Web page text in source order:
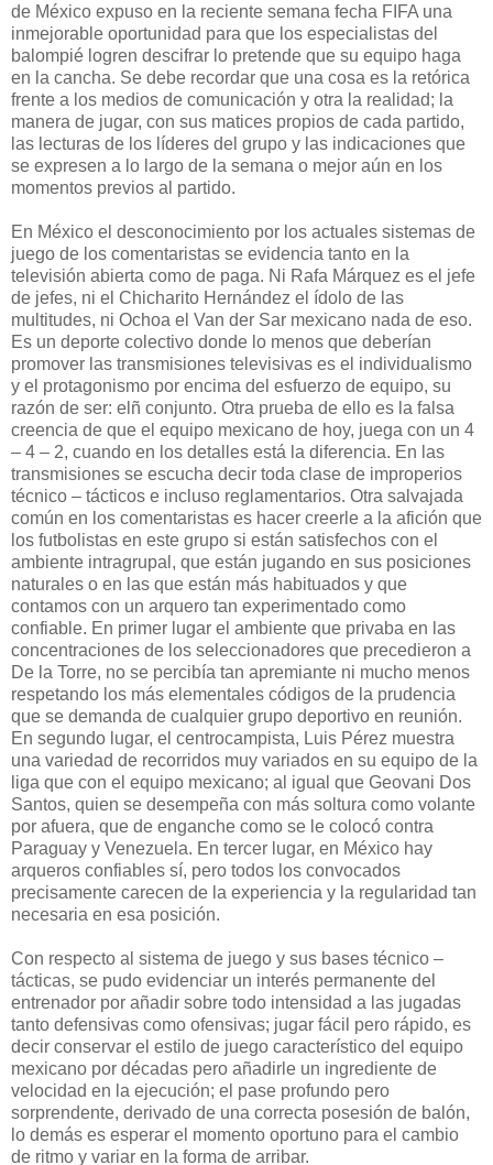
de México expuso en la reciente semana fecha FIFA una
inmejorable oportunidad para que los especialistas del
balompié logren descifrar lo pretende que su equipo haga
en la cancha. Se debe recordar que una cosa es la retórica
frente a los medios de comunicación y otra la realidad; la
manera de jugar, con sus matices propios de cada partido,
las lecturas de los líderes del grupo y las indicaciones que
se expresen a lo largo de la semana o mejor aún en los
momentos previos al partido.
En México el desconocimiento por los actuales sistemas de
juego de los comentaristas se evidencia tanto en la
televisión abierta como de paga. Ni Rafa Márquez es el jefe
de jefes, ni el Chicharito Hernández el ídolo de las
multitudes, ni Ochoa el Van der Sar mexicano nada de eso.
Es un deporte colectivo donde lo menos que deberían
promover las transmisiones televisivas es el individualismo
y el protagonismo por encima del esfuerzo de equipo, su
razón de ser: elñ conjunto. Otra prueba de ello es la falsa
creencia de que el equipo mexicano de hoy, juega con un 4
– 4 – 2, cuando en los detalles está la diferencia. En las
transmisiones se escucha decir toda clase de improperios
técnico – tácticos e incluso reglamentarios. Otra salvajada
común en los comentaristas es hacer creerle a la afición que
los futbolistas en este grupo si están satisfechos con el
ambiente intragrupal, que están jugando en sus posiciones
naturales o en las que están más habituados y que
contamos con un arquero tan experimentado como
confiable. En primer lugar el ambiente que privaba en las
concentraciones de los seleccionadores que precedieron a
De la Torre, no se percibía tan apremiante ni mucho menos
respetando los más elementales códigos de la prudencia
que se demanda de cualquier grupo deportivo en reunión.
En segundo lugar, el centrocampista, Luis Pérez muestra
una variedad de recorridos muy variados en su equipo de la
liga que con el equipo mexicano; al igual que Geovani Dos
Santos, quien se desempeña con más soltura como volante
por afuera, que de enganche como se le colocó contra
Paraguay y Venezuela. En tercer lugar, en México hay
arqueros confiables sí, pero todos los convocados
precisamente carecen de la experiencia y la regularidad tan
necesaria en esa posición.
Con respecto al sistema de juego y sus bases técnico –
tácticas, se pudo evidenciar un interés permanente del
entrenador por añadir sobre todo intensidad a las jugadas
tanto defensivas como ofensivas; jugar fácil pero rápido, es
decir conservar el estilo de juego característico del equipo
mexicano por décadas pero añadirle un ingrediente de
velocidad en la ejecución; el pase profundo pero
sorprendente, derivado de una correcta posesión de balón,
lo demás es esperar el momento oportuno para el cambio
de ritmo y variar en la forma de arribar.